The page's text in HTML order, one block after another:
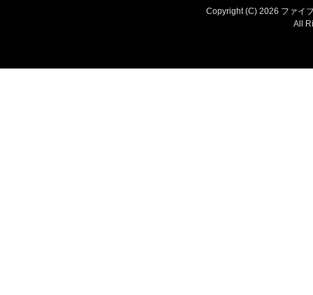
Copyright (C) 2026 ファイ
All